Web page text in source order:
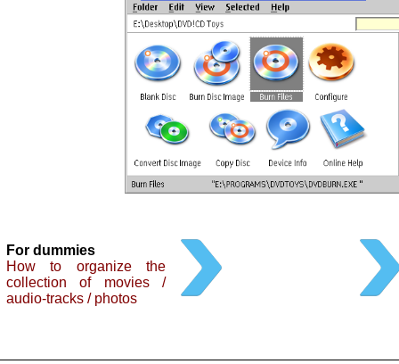
For dummies
How to organize the
collection of movies /
audio-tracks / photos